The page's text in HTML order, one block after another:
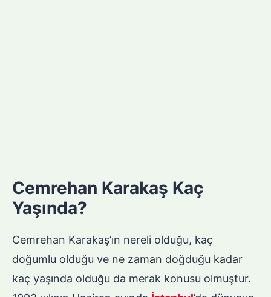
Cemrehan Karakaş Kaç
Yaşında?
Cemrehan Karakaş’ın nereli olduğu, kaç
doğumlu olduğu ve ne zaman doğduğu kadar
kaç yaşında olduğu da merak konusu olmuştur.